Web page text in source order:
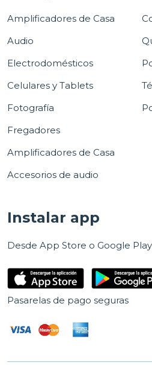
Amplificadores de Casa
Audio
Electrodomésticos
Celulares y Tablets
Fotografía
Fregadores
Amplificadores de Casa
Accesorios de audio
Instalar app
Desde App Store o Google Play
Pasarelas de pago seguras